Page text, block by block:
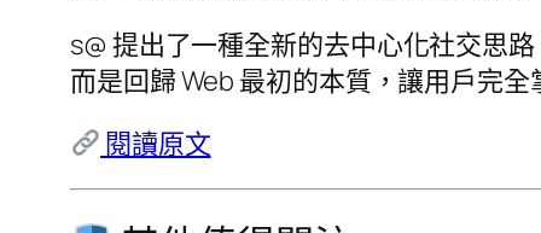
s@ 提出了一種全新的去中心化社交思
而是回歸 Web 最初的本質，讓用戶完
閱讀原文